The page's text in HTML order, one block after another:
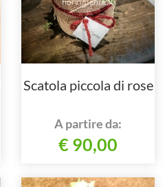
Scatola piccola di rose
A partire da:
€ 90,00